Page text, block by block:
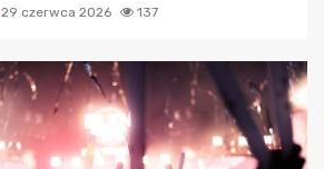
29 czerwca 2026 137